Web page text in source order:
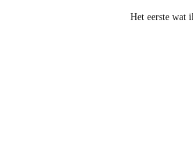
Het eerste wat